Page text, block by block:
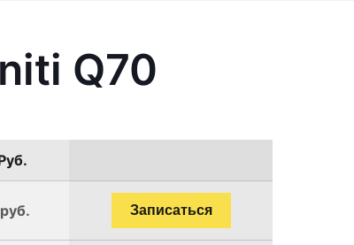
Q70
Записаться